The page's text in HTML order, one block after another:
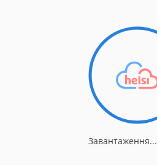
Завантаження...